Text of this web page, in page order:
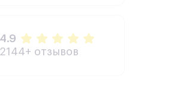
4.9
2144+ отзывов